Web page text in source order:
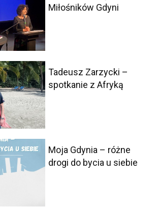
Miłośników Gdyni
Tadeusz Zarzycki –
spotkanie z Afryką
Moja Gdynia – różne
drogi do bycia u siebie